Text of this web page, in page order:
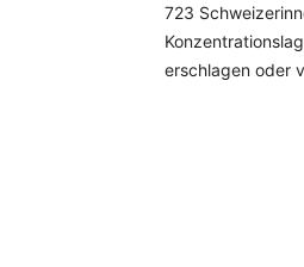
723
erschlagen oder